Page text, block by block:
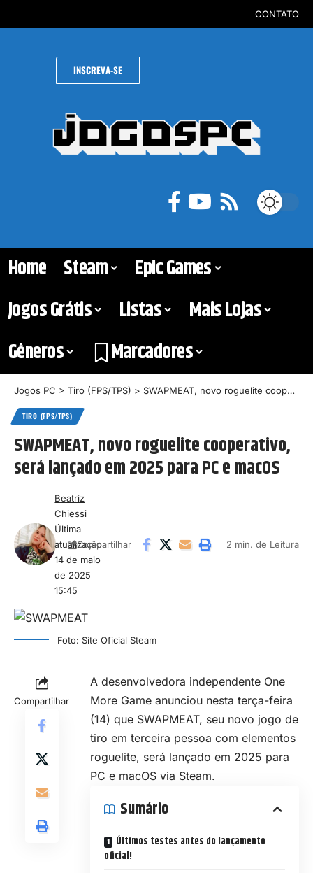
CONTATO
INSCREVA-SE
Home Steam
Epic Games
Jogos Grátis
Listas
Mais Lojas
Gêneros
Marcadores
Jogos PC > Tiro (FPS/TPS) > SWAPMEAT, novo roguelite cooperativo, será lançado em 2025 para PC e macOS
TIRO (FPS/TPS)
SWAPMEAT, novo roguelite cooperativo,
será lançado em 2025 para PC e macOS
Última
atualização:
14 de maio
de 2025
15:45
Beatriz
Chiessi
Compartilhar 2 min. de Leitura
Foto: Site Oficial Steam
Compartilhar
A desenvolvedora independente One
More Game anunciou nesta terça-feira
(14) que SWAPMEAT, seu novo jogo de
tiro em terceira pessoa com elementos
roguelite, será lançado em 2025 para
PC e macOS via Steam.
Sumário
Últimos testes antes do lançamento
oficial!